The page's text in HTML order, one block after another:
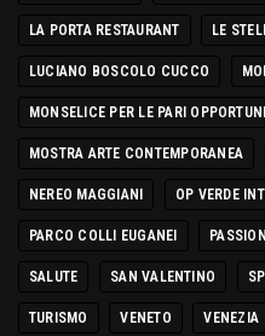
LA PORTA RESTAURANT LE
LUCIANO BOSCOLO CUCCO
MONSELICE PER LE PARI
MOSTRA ARTE CONTEMPORANEA
NEREO MAGGIANI OP VERDE
PARCO COLLI EUGANEI
SALUTE SAN VALENTINO
TURISMO VENETO VENEZIA